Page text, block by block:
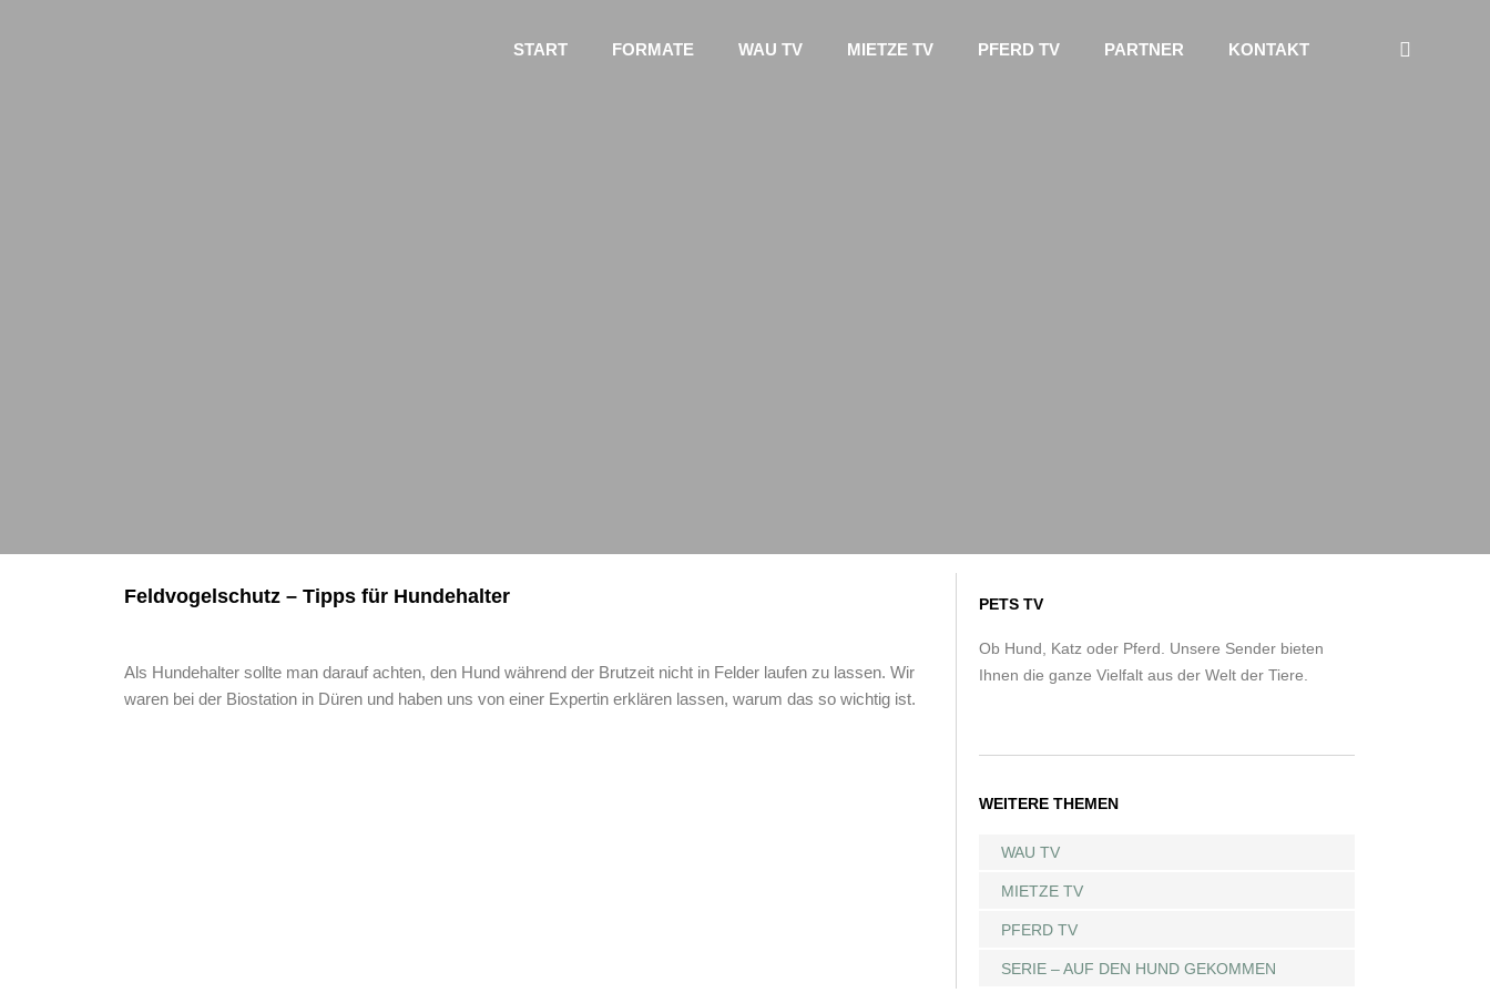
START FORMATE WAU TV MIETZE TV PFERD TV PARTNER KONTAKT
Feldvogelschutz – Tipps für Hundehalter
Als Hundehalter sollte man darauf achten, den Hund während der Brutzeit nicht in Felder laufen zu lassen. Wir
waren bei der Biostation in Düren und haben uns von einer Expertin erklären lassen, warum das so wichtig ist.
PETS TV
Ob Hund, Katz oder Pferd. Unsere Sender bieten
Ihnen die ganze Vielfalt aus der Welt der Tiere.
WEITERE THEMEN
WAU TV
MIETZE TV
PFERD TV
SERIE – AUF DEN HUND GEKOMMEN